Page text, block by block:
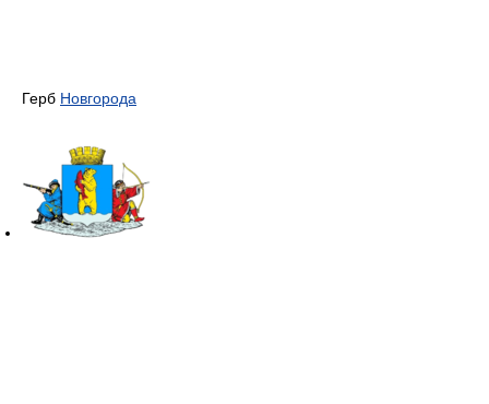
Герб Новгорода